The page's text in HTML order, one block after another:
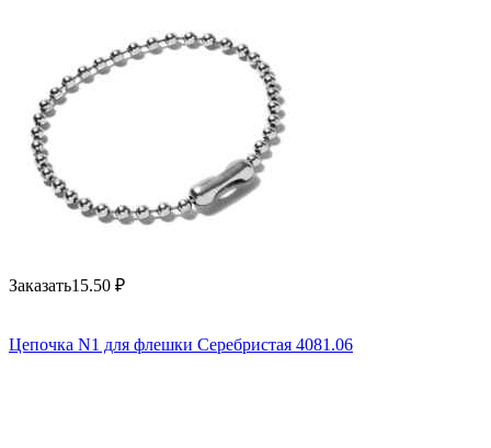
Заказать15.50 ₽
Цепочка N1 для флешки Серебристая 4081.06